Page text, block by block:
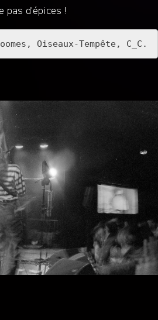
pas d’épices !
Oiseaux-Tempête, C_C.